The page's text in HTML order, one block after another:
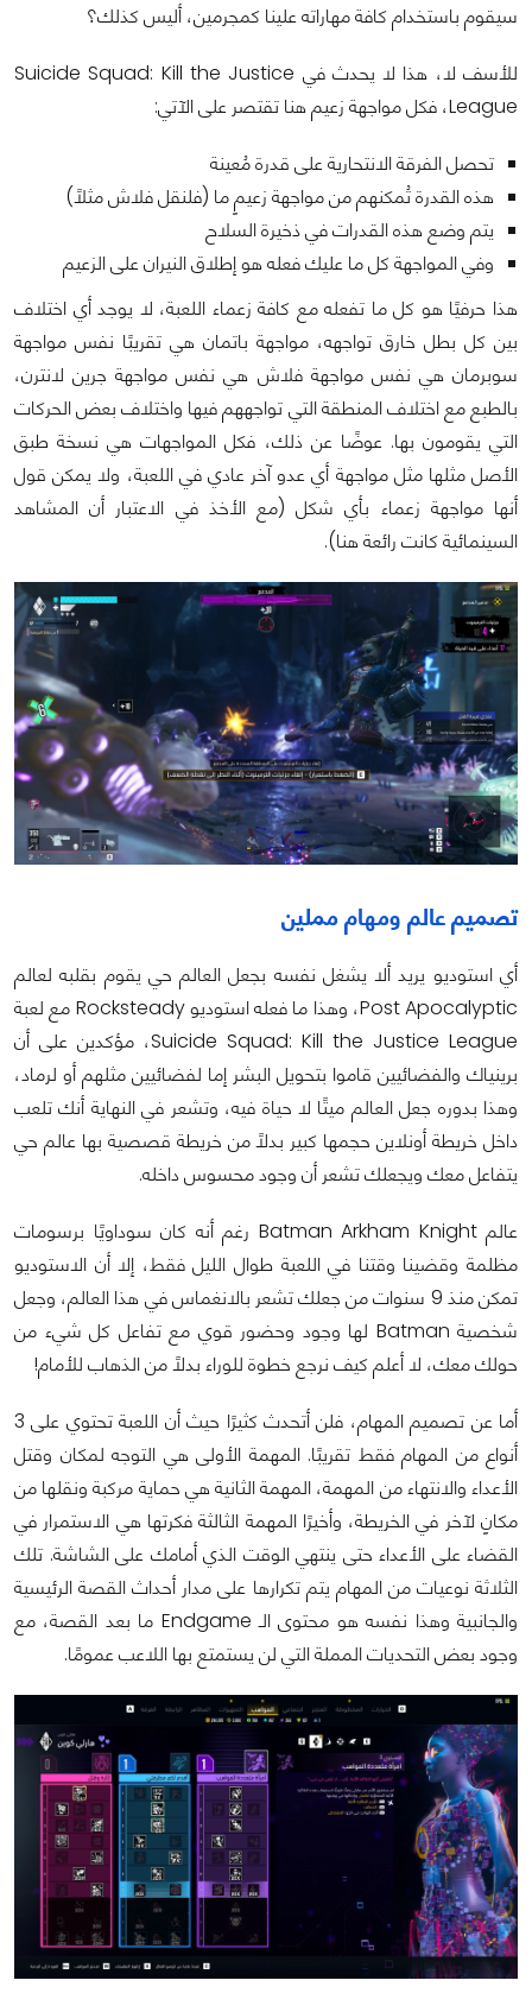
سيقوم باستخدام كافة مهاراته علينا كمجرمين، أليس كذلك؟
للأسف لا، هذا لا يحدث في Suicide Squad: Kill the Justice
League، فكل مواجهة زعيم هنا تقتصر على الآتي:
تحصل الفرقة الانتحارية على قدرة مُعينة
هذه القدرة تُمكنهم من مواجهة زعيمٍ ما (فلنقل فلاش مثلاً)
يتم وضع هذه القدرات في ذخيرة السلاح
وفي المواجهة كل ما عليك فعله هو إطلاق النيران على الزعيم
هذا حرفيًا هو كل ما تفعله مع كافة زعماء اللعبة، لا يوجد أي اختلاف
بين كل بطل خارق تواجهه، مواجهة باتمان هي تقريبًا نفس مواجهة
سوبرمان هي نفس مواجهة فلاش هي نفس مواجهة جرين لانترن،
بالطبع مع اختلاف المنطقة التي تواجههم فيها واختلاف بعض الحركات
التي يقومون بها. عوضًا عن ذلك، فكل المواجهات هي نسخة طبق
الأصل مثلها مثل مواجهة أي عدو آخر عادي في اللعبة، ولا يمكن قول
أنها مواجهة زعماء بأي شكل (مع الأخذ في الاعتبار أن المشاهد
السينمائية كانت رائعة هنا).
تصميم عالم ومهام مملين
أي استوديو يريد ألا يشغل نفسه بجعل العالم حي يقوم بقلبه لعالم
Post Apocalyptic، وهذا ما فعله استوديو Rocksteady مع لعبة
Suicide Squad: Kill the Justice League، مؤكدين على أن
برينياك والفضائيين قاموا بتحويل البشر إما لفضائيين مثلهم أو لرماد،
وهذا بدوره جعل العالم ميتًا لا حياة فيه، وتشعر في النهاية أنك تلعب
داخل خريطة أونلاين حجمها كبير بدلاً من خريطة قصصية بها عالم حي
يتفاعل معك ويجعلك تشعر أن وجود محسوس داخله.
عالم Batman Arkham Knight رغم أنه كان سوداويًا برسومات
مظلمة وقضينا وقتنا في اللعبة طوال الليل فقط، إلا أن الاستوديو
تمكن منذ 9 سنوات من جعلك تشعر بالانغماس في هذا العالم، وجعل
شخصية Batman لها وجود وحضور قوي مع تفاعل كل شيء من
حولك معك، لا أعلم كيف نرجع خطوة للوراء بدلاً من الذهاب للأمام!
أما عن تصميم المهام، فلن أتحدث كثيرًا حيث أن اللعبة تحتوي على 3
أنواع من المهام فقط تقريبًا. المهمة الأولى هي التوجه لمكان وقتل
الأعداء والانتهاء من المهمة، المهمة الثانية هي حماية مركبة ونقلها من
مكانٍ لآخر في الخريطة، وأخيرًا المهمة الثالثة فكرتها هي الاستمرار في
القضاء على الأعداء حتى ينتهي الوقت الذي أمامك على الشاشة. تلك
الثلاثة نوعيات من المهام يتم تكرارها على مدار أحداث القصة الرئيسية
والجانبية وهذا نفسه هو محتوى الـ Endgame ما بعد القصة، مع
وجود بعض التحديات المملة التي لن يستمتع بها اللاعب عمومًا.